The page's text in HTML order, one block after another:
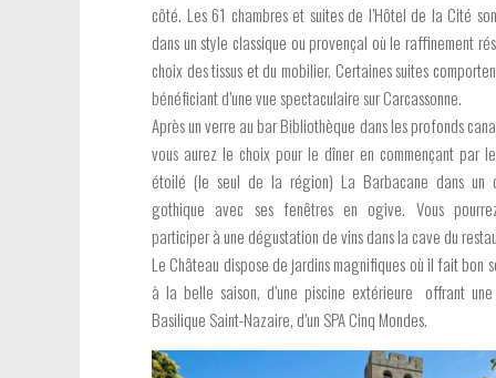
côté. Les 61 chambres et suites de l’Hôtel de la Cité
dans un style classique ou provençal où le raffinement
choix des tissus et du mobilier. Certaines suites
bénéficiant d’une vue spectaculaire sur Carcassonne.
Après un verre au bar Bibliothèque dans les profonds
vous aurez le choix pour le dîner en commençant par
étoilé (le seul de la région) La Barbacane dans un
gothique avec ses fenêtres en ogive. Vous
participer à une dégustation de vins dans la cave du
Le Château dispose de jardins magnifiques où il fait bon
à la belle saison, d’une piscine extérieure offrant
Basilique Saint-Nazaire, d’un SPA Cinq Mondes.